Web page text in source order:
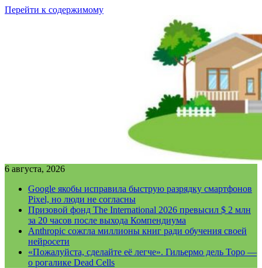
Перейти к содержимому
6 августа, 2026
Google якобы исправила быструю разрядку смартфонов
Pixel, но люди не согласны
Призовой фонд The International 2026 превысил $ 2 млн
за 20 часов после выхода Компендиума
Anthropic сожгла миллионы книг ради обучения своей
нейросети
«Пожалуйста, сделайте её легче». Гильермо дель Торо —
о рогалике Dead Cells